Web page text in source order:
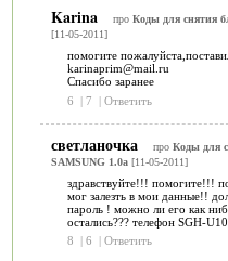
Karina про Коды для снятия
[11-05-2011]
помогите
karinaprim@mail.ru
Спасибо заранее
6
| 7 | Ответить
светланочка про Коды для
SAMSUNG 1.0a[11-05-2011]
здравствуйте!!! помогите!!!
мог залезть в мои данные!!
пароль ! можно ли его как
остались??? телефон SGH-
8
| 6 | Ответить